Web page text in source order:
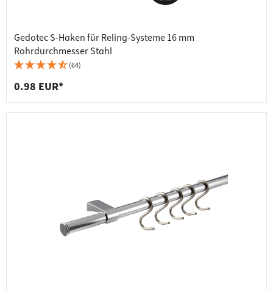
Gedotec S-Haken für Reling-Systeme 16 mm
Rohrdurchmesser Stahl
(64)
0.98 EUR*